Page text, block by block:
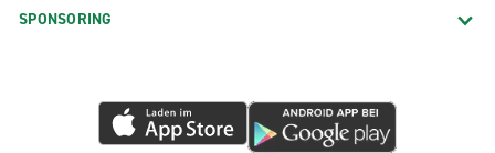
SPONSORING